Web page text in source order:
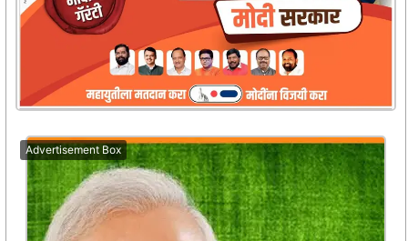
Advertisement Box